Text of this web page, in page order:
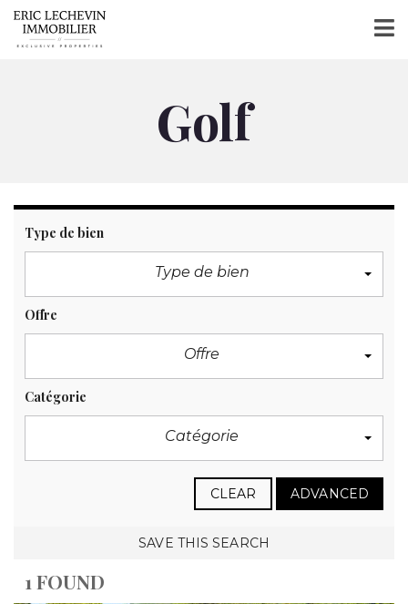
Golf
Type de bien
Type de bien
Offre
Offre
Catégorie
Catégorie
CLEAR ADVANCED
SAVE THIS SEARCH
1 FOUND